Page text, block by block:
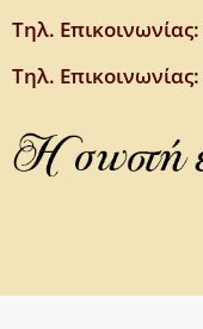
Τηλ. Επικοινωνίας:
Τηλ. Επικοινωνίας: